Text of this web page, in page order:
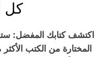
كل
اكتشف كتابك المفضل:
المختارة من الكتب